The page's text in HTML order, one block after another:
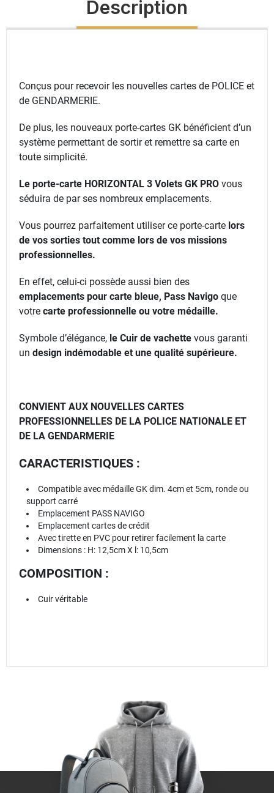
Description
Conçus pour recevoir les nouvelles cartes de POLICE et
de GENDARMERIE.
De plus, les nouveaux porte-cartes GK bénéficient d’un
système permettant de sortir et remettre sa carte en
toute simplicité.
Le porte-carte HORIZONTAL 3 Volets GK PRO vous
séduira de par ses nombreux emplacements.
Vous pourrez parfaitement utiliser ce porte-carte lors
de vos sorties tout comme lors de vos missions
professionnelles.
En effet, celui-ci possède aussi bien des
emplacements pour carte bleue, Pass Navigo que
votre carte professionnelle ou votre médaille.
Symbole d’élégance, le Cuir de vachette vous garanti
un design indémodable et une qualité supérieure.
CONVIENT AUX NOUVELLES CARTES
PROFESSIONNELLES DE LA POLICE NATIONALE ET
DE LA GENDARMERIE
CARACTERISTIQUES :
Compatible avec médaille GK dim. 4cm et 5cm, ronde ou
support carré
Emplacement PASS NAVIGO
Emplacement cartes de crédit
Avec tirette en PVC pour retirer facilement la carte
Dimensions : H: 12,5cm X l: 10,5cm
COMPOSITION :
Cuir véritable